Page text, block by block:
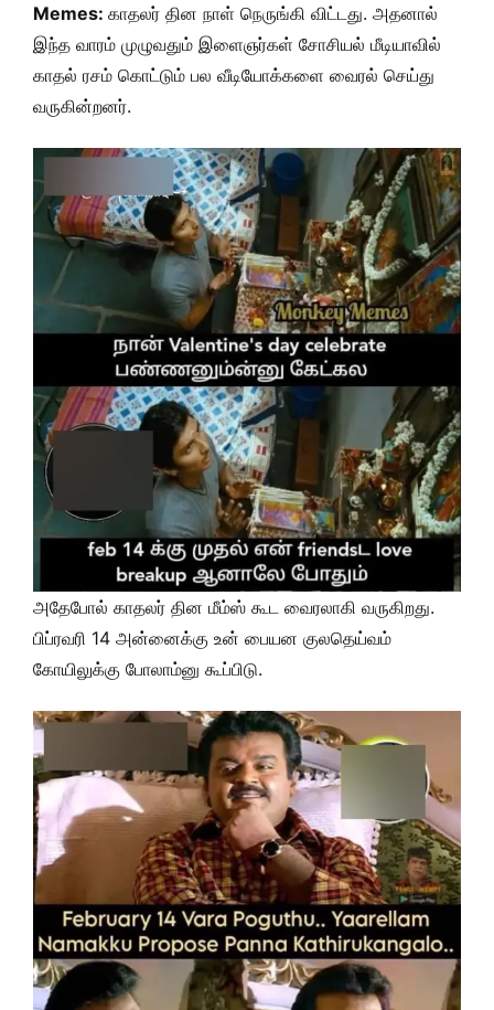
Memes: காதலர் தின நாள் நெருங்கி விட்டது. அதனால்
இந்த வாரம் முழுவதும் இளைஞர்கள் சோசியல் மீடியாவில்
காதல் ரசம் கொட்டும் பல வீடியோக்களை வைரல் செய்து
வருகின்றனர்.
அதேபோல் காதலர் தின மீம்ஸ் கூட வைரலாகி வருகிறது.
பிப்ரவரி 14 அன்னைக்கு உன் பையன குலதெய்வம்
கோயிலுக்கு போலாம்னு கூப்பிடு.